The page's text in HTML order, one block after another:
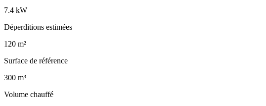
7.4 kW
Déperditions estimées
120 m²
Surface de référence
300 m³
Volume chauffé